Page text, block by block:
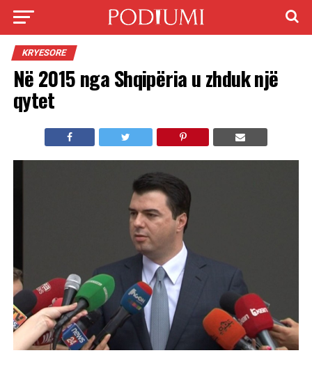
KRYESORE
Në 2015 nga Shqipëria u zhduk një
qytet